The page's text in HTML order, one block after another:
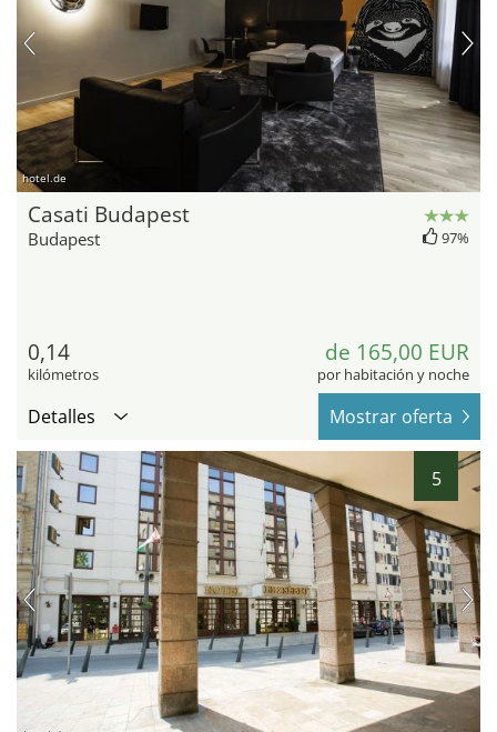
hotel.de
Casati Budapest
Budapest 97%
0,14
kilómetros
de 165,00 EUR
por habitación y noche
Detalles Mostrar oferta
5